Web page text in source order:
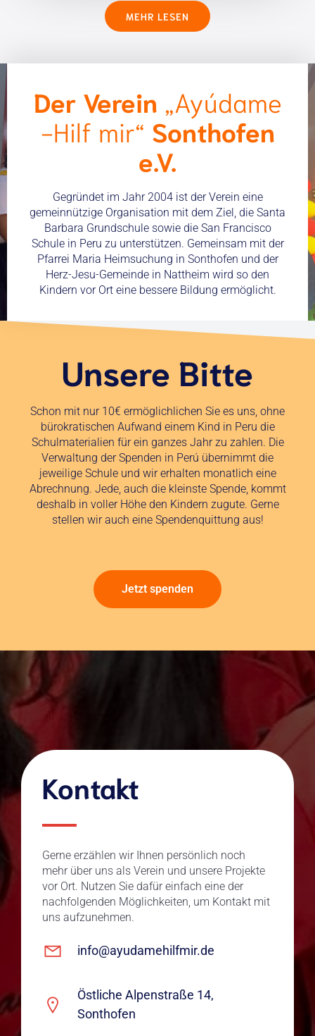
MEHR LESEN
Der Verein „Ayúdame
-Hilf mir“ Sonthofen
e.V.
Gegründet im Jahr 2004 ist der Verein eine
gemeinnützige Organisation mit dem Ziel, die Santa
Barbara Grundschule sowie die San Francisco
Schule in Peru zu unterstützen. Gemeinsam mit der
Pfarrei Maria Heimsuchung in Sonthofen und der
Herz-Jesu-Gemeinde in Nattheim wird so den
Kindern vor Ort eine bessere Bildung ermöglicht.
Unsere Bitte
Schon mit nur 10€ ermöglichlichen Sie es uns, ohne
bürokratischen Aufwand einem Kind in Peru die
Schulmaterialien für ein ganzes Jahr zu zahlen. Die
Verwaltung der Spenden in Perú übernimmt die
jeweilige Schule und wir erhalten monatlich eine
Abrechnung. Jede, auch die kleinste Spende, kommt
deshalb in voller Höhe den Kindern zugute. Gerne
stellen wir auch eine Spendenquittung aus!
Jetzt spenden
Kontakt
Gerne erzählen wir Ihnen persönlich noch
mehr über uns als Verein und unsere Projekte
vor Ort. Nutzen Sie dafür einfach eine der
nachfolgenden Möglichkeiten, um Kontakt mit
uns aufzunehmen.
info@ayudamehilfmir.de
Östliche Alpenstraße 14,
Sonthofen